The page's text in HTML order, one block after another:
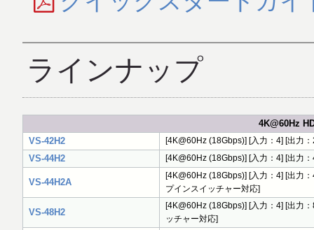
ラインナップ
4K@60Hz
VS-42H2
[4K@60Hz (18Gbps)] [入力：4] [出力
VS-44H2 [4K@60Hz (18Gbps)] [入力：4] [出力
VS-44H2A
[4K@60Hz (18Gbps)] [入力：4] [出力
プインスイッチャー対応]
VS-48H2
[4K@60Hz (18Gbps)] [入力：4] [出力
ッチャー対応]